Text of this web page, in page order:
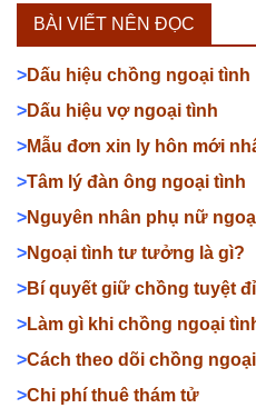
BÀI VIẾT NÊN ĐỌC
>Dấu hiệu chồng ngoại tình
>Dấu hiệu vợ ngoại tình
>Mẫu đơn xin ly hôn mới
>Tâm lý đàn ông ngoại tình
>Nguyên nhân phụ nữ
>Ngoại tình tư tưởng là gì?
>Bí quyết giữ chồng tuyệt
>Làm gì khi chồng ngoại
>Cách theo dõi chồng
>Chi phí thuê thám tử